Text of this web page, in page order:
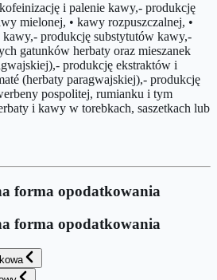
i palenie kawy,- produkcję
mielonej, • kawy rozpuszczalnej, •
produkcję substytutów kawy,-
gatunków herbaty oraz mieszanek
produkcję ekstraktów i
(herbaty paragwajskiej),- produkcję
pospolitej, rumianku i tym
i kawy w torebkach, saszetkach lub
forma opodatkowania
forma opodatkowania